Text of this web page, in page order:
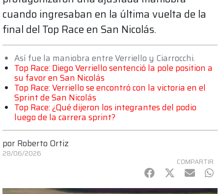
cuando ingresaban en la última vuelta de la
final del Top Race en San Nicolás.
Así fue la maniobra entre Verriello y Ciarrocchi.
Top Race: Diego Verriello sentenció la pole position a
su favor en San Nicolás
Top Race: Verriello se encontró con la victoria en el
Sprint de San Nicolás
Top Race: ¿Qué dijeron los integrantes del podio
luego de la carrera sprint?
por Roberto Ortiz
28/06/2026
COMPARTIR
Facebook
Twitter
mail